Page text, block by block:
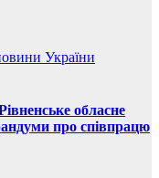
України
обласне
про співпрацю